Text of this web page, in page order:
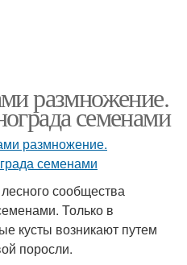
размножение.
семенами
сообщества
Только в
кусты возникают путем
поросли.